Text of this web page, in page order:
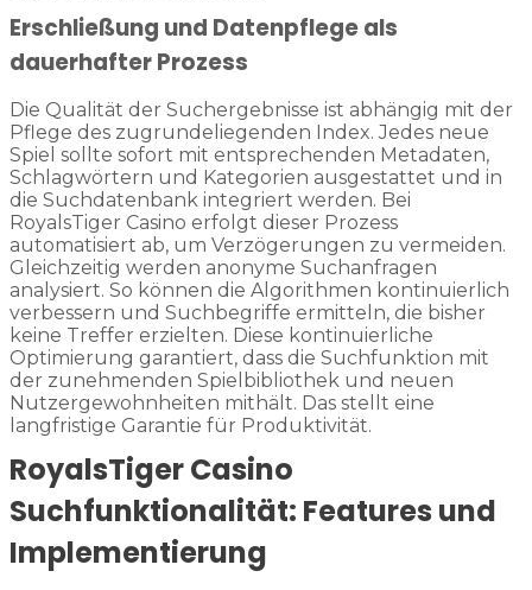
Erschließung und Datenpflege als
dauerhafter Prozess
Die Qualität der Suchergebnisse ist abhängig mit der
Pflege des zugrundeliegenden Index. Jedes neue
Spiel sollte sofort mit entsprechenden Metadaten,
Schlagwörtern und Kategorien ausgestattet und in
die Suchdatenbank integriert werden. Bei
RoyalsTiger Casino erfolgt dieser Prozess
automatisiert ab, um Verzögerungen zu vermeiden.
Gleichzeitig werden anonyme Suchanfragen
analysiert. So können die Algorithmen kontinuierlich
verbessern und Suchbegriffe ermitteln, die bisher
keine Treffer erzielten. Diese kontinuierliche
Optimierung garantiert, dass die Suchfunktion mit
der zunehmenden Spielbibliothek und neuen
Nutzergewohnheiten mithält. Das stellt eine
langfristige Garantie für Produktivität.
RoyalsTiger Casino
Suchfunktionalität: Features und
Implementierung